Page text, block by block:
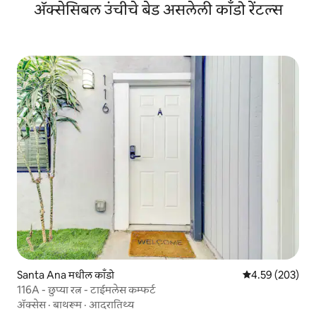
ॲक्सेसिबल उंचीचे बेड असलेली काँडो रेंटल्स
Santa Ana मधील काँडो 5 पैकी 4.59
4.59 (203)
116A - छुप्या रत्न - टाईमलेस कम्फर्ट
ॲक्सेस·बाथरूम· आदरातिथ्य